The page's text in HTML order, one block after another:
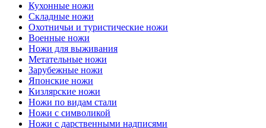
Кухонные ножи
Складные ножи
Охотничьи и туристические ножи
Военные ножи
Ножи для выживания
Метательные ножи
Зарубежные ножи
Японские ножи
Кизлярские ножи
Ножи по видам стали
Ножи с символикой
Ножи с дарственными надписями